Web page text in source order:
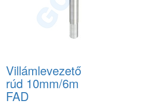
Villámlevezető
rúd 10mm/6m
FAD